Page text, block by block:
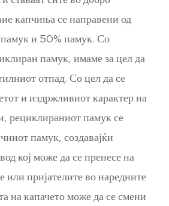
капчиња се направени од
и 50% памук. Со
памук, имаме за цел да
отпад. Со цел да се
и издржливиот карактер на
рециклираниот памук се
памук, создавајќи
кој може да се пренесе на
или пријателите во наредните
на капачето може да се смени